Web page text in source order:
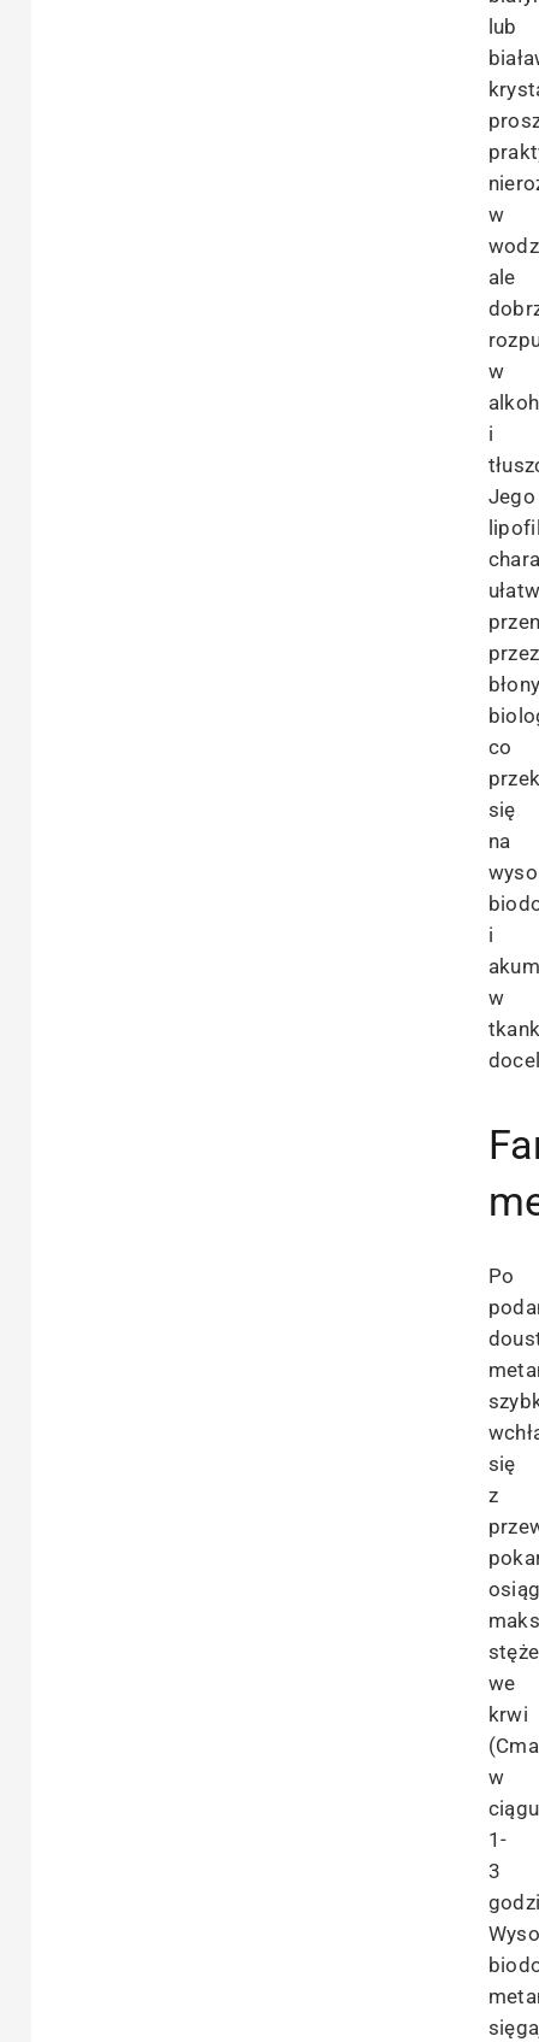
lub
w
ale
w
i
Jego
przez
co
się
na
i
w
Po
się
z
we
krwi
w
ciągu
1-
3